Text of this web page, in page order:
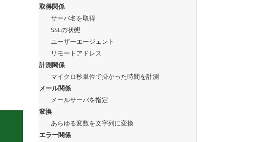
取得関係
サーバ名を取得
SSLの状態
ユーザーエージェント
リモートアドレス
計測関係
マイクロ秒単位で掛かった時間を計測
メール関係
メールサーバを指定
変換
あらゆる変数を文字列に変換
エラー関係